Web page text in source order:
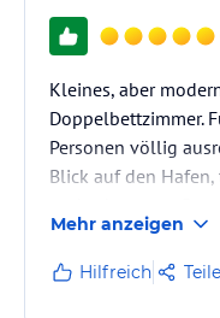
Kleines, aber
Doppelbettzimmer.
Personen völlig
Blick auf den
schöner Aufenthalt
weiterempfehlen. 😊
Mehr anzeigen
Hilfreich